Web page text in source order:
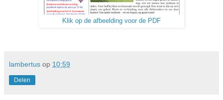
Klik op de afbeelding voor de PDF
lambertus op 10:59
Delen